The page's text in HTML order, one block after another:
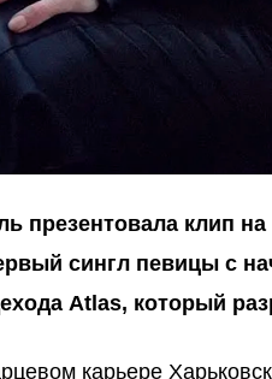
презентовала клип
сингл певицы с
Atlas, который
карьере